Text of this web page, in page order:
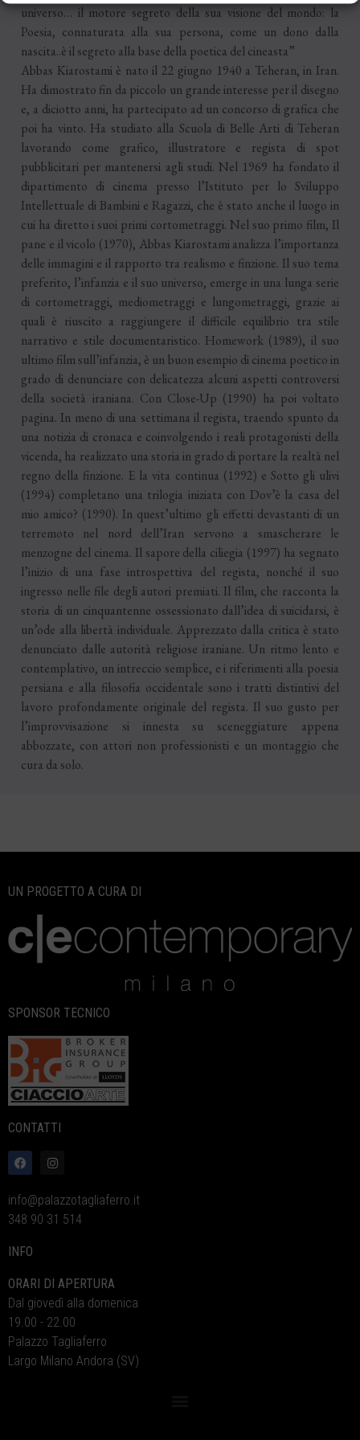
universo… il motore segreto della sua visione del mondo: la
Poesia, connaturata alla sua persona, come un dono dalla
nascita..è il segreto alla base della poetica del cineasta”
Abbas Kiarostami è nato il 22 giugno 1940 a Teheran, in Iran.
Ha dimostrato fin da piccolo un grande interesse per il disegno
e, a diciotto anni, ha partecipato ad un concorso di grafica che
poi ha vinto. Ha studiato alla Scuola di Belle Arti di Teheran
lavorando come grafico, illustratore e regista di spot
pubblicitari per mantenersi agli studi. Nel 1969 ha fondato il
dipartimento di cinema presso l’Istituto per lo Sviluppo
Intellettuale di Bambini e Ragazzi, che è stato anche il luogo in
cui ha diretto i suoi primi cortometraggi. Nel suo primo film, Il
pane e il vicolo (1970), Abbas Kiarostami analizza l’importanza
delle immagini e il rapporto tra realismo e finzione. Il suo tema
preferito, l’infanzia e il suo universo, emerge in una lunga serie
di cortometraggi, mediometraggi e lungometraggi, grazie ai
quali è riuscito a raggiungere il difficile equilibrio tra stile
narrativo e stile documentaristico. Homework (1989), il suo
ultimo film sull’infanzia, è un buon esempio di cinema poetico in
grado di denunciare con delicatezza alcuni aspetti controversi
della società iraniana. Con Close-Up (1990) ha poi voltato
pagina. In meno di una settimana il regista, traendo spunto da
una notizia di cronaca e coinvolgendo i reali protagonisti della
vicenda, ha realizzato una storia in grado di portare la realtà nel
regno della finzione. E la vita continua (1992) e Sotto gli ulivi
(1994) completano una trilogia iniziata con Dov’è la casa del
mio amico? (1990). In quest’ultimo gli effetti devastanti di un
terremoto nel nord dell’Iran servono a smascherare le
menzogne del cinema. Il sapore della ciliegia (1997) ha segnato
l’inizio di una fase introspettiva del regista, nonché il suo
ingresso nelle file degli autori premiati. Il film, che racconta la
storia di un cinquantenne ossessionato dall’idea di suicidarsi, è
un’ode alla libertà individuale. Apprezzato dalla critica è stato
denunciato dalle autorità religiose iraniane. Un ritmo lento e
contemplativo, un intreccio semplice, e i riferimenti alla poesia
persiana e alla filosofia occidentale sono i tratti distintivi del
lavoro profondamente originale del regista. Il suo gusto per
l’improvvisazione si innesta su sceneggiature appena
abbozzate, con attori non professionisti e un montaggio che
cura da solo.
UN PROGETTO A CURA DI
SPONSOR TECNICO
CONTATTI
info@palazzotagliaferro.it
348 90 31 514
INFO
ORARI DI APERTURA
Dal giovedì alla domenica
19.00 - 22.00
Palazzo Tagliaferro
Largo Milano Andora (SV)